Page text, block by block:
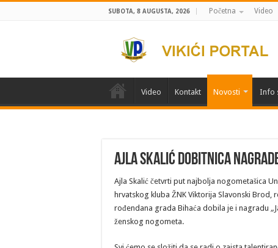
SUBOTA, 8 AUGUSTA, 2026 Početna Video
Video Kontakt Novosti Info
Ajla Skalić dobitnica
Ajla Skalić četvrti put najbolja nogometašica
hrvatskog kluba ŽNK Viktorija Slavonski
rođendana grada Bihaća dobila je i nagradu „
ženskog nogometa.